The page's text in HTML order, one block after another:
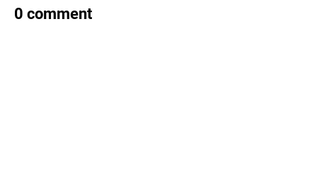
0 comment